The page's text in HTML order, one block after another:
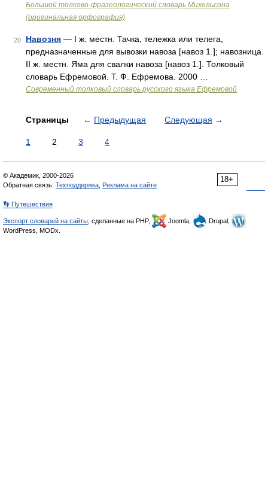
Большой толково-фразеологический словарь Михельсона
(оригинальная орфография)
20 Навозня — I ж. местн. Тачка, тележка или телега,
предназначенные для вывозки навоза [навоз 1.]; навозница.
II ж. местн. Яма для свалки навоза [навоз 1.]. Толковый
словарь Ефремовой. Т. Ф. Ефремова. 2000 …
Современный толковый словарь русского языка Ефремовой
Страницы ← Предыдущая Следующая →
1 2 3 4
18+
© Академик, 2000-2026
Обратная связь: Техподдержка Реклама на сайте
👣 Путешествия
Экспорт словарей на сайты , сделанные на PHP, Joomla,
Drupal,
WordPress, MODx.